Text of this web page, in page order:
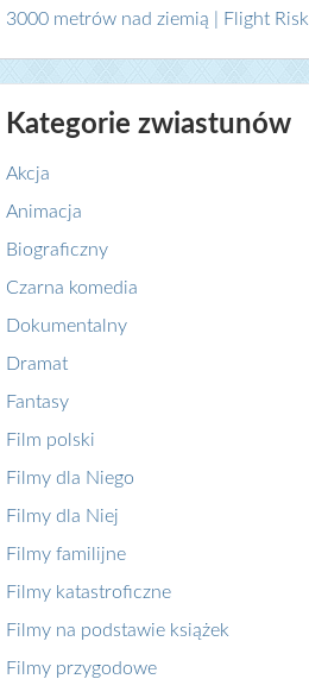
3000 metrów nad ziemią | Flight Risk
Kategorie zwiastunów
Akcja
Animacja
Biograficzny
Czarna komedia
Dokumentalny
Dramat
Fantasy
Film polski
Filmy dla Niego
Filmy dla Niej
Filmy familijne
Filmy katastroficzne
Filmy na podstawie książek
Filmy przygodowe